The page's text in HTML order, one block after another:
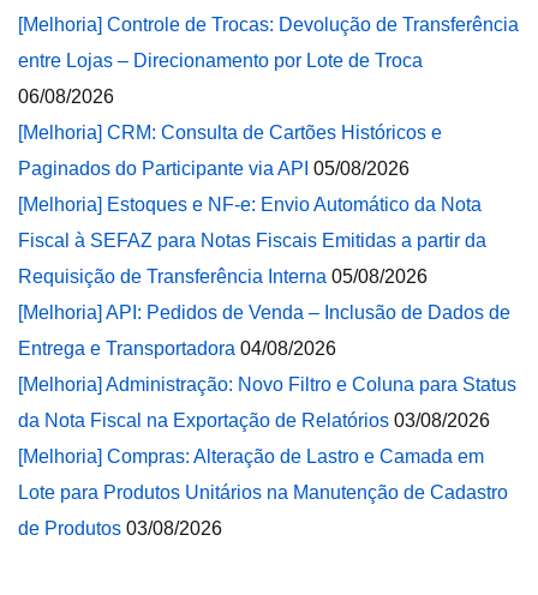
[Melhoria] Controle de Trocas: Devolução de Transferência
entre Lojas – Direcionamento por Lote de Troca
06/08/2026
[Melhoria] CRM: Consulta de Cartões Históricos e
Paginados do Participante via API 05/08/2026
[Melhoria] Estoques e NF-e: Envio Automático da Nota
Fiscal à SEFAZ para Notas Fiscais Emitidas a partir da
Requisição de Transferência Interna 05/08/2026
[Melhoria] API: Pedidos de Venda – Inclusão de Dados de
Entrega e Transportadora 04/08/2026
[Melhoria] Administração: Novo Filtro e Coluna para Status
da Nota Fiscal na Exportação de Relatórios 03/08/2026
[Melhoria] Compras: Alteração de Lastro e Camada em
Lote para Produtos Unitários na Manutenção de Cadastro
de Produtos 03/08/2026